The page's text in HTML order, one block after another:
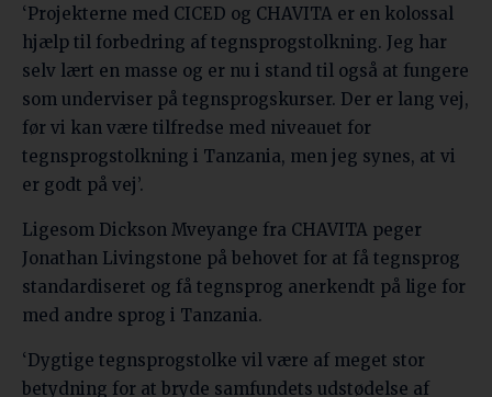
‘Projekterne med CICED og CHAVITA er en kolossal
hjælp til forbedring af tegnsprogstolkning. Jeg har
selv lært en masse og er nu i stand til også at fungere
som underviser på tegnsprogskurser. Der er lang vej,
før vi kan være tilfredse med niveauet for
tegnsprogstolkning i Tanzania, men jeg synes, at vi
er godt på vej’.
Ligesom Dickson Mveyange fra CHAVITA peger
Jonathan Livingstone på behovet for at få tegnsprog
standardiseret og få tegnsprog anerkendt på lige for
med andre sprog i Tanzania.
‘Dygtige tegnsprogstolke vil være af meget stor
betydning for at bryde samfundets udstødelse af